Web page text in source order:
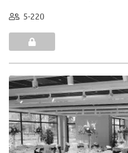
5-220